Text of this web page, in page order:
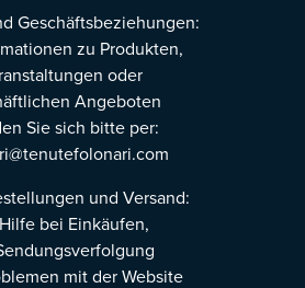
Geschäftsbeziehungen:
zu Produkten,
oder
Angeboten
Sie sich bitte per:
und Versand:
bei Einkäufen,
mit der Website